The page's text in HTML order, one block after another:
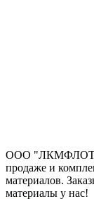
ООО "ЛКМФЛОТ"
продаже и
материалов.
материалы у нас!